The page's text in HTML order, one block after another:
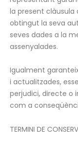
la present clàusula
obtingut la seva
seves dades a la
assenyalades.
Igualment
i actualitzades,
perjudici, directe o
com a
TERMINI DE